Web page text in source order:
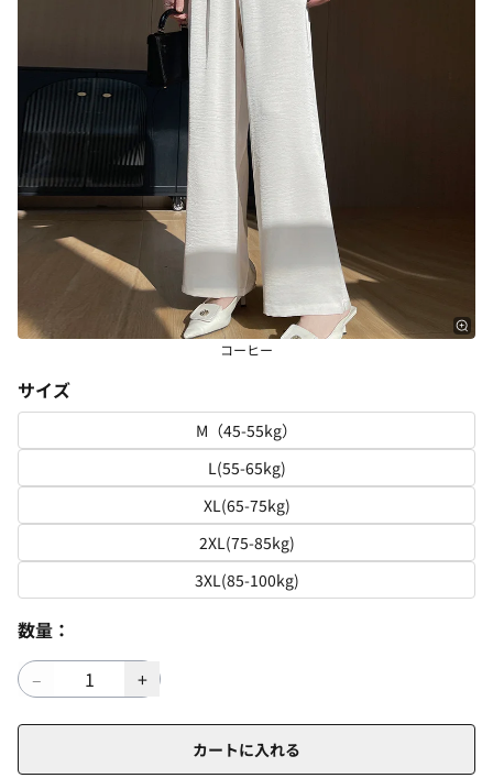
コーヒー
サイズ
M（45-55kg）
L(55-65kg)
XL(65-75kg)
2XL(75-85kg)
3XL(85-100kg)
数量：
カートに入れる